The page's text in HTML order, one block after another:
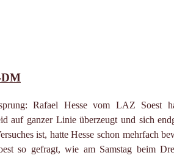
DM
Rafael Hesse vom LAZ Soest
auf ganzer Linie überzeugt und sich
ist, hatte Hesse schon mehrfach
so gefragt, wie am Samstag beim